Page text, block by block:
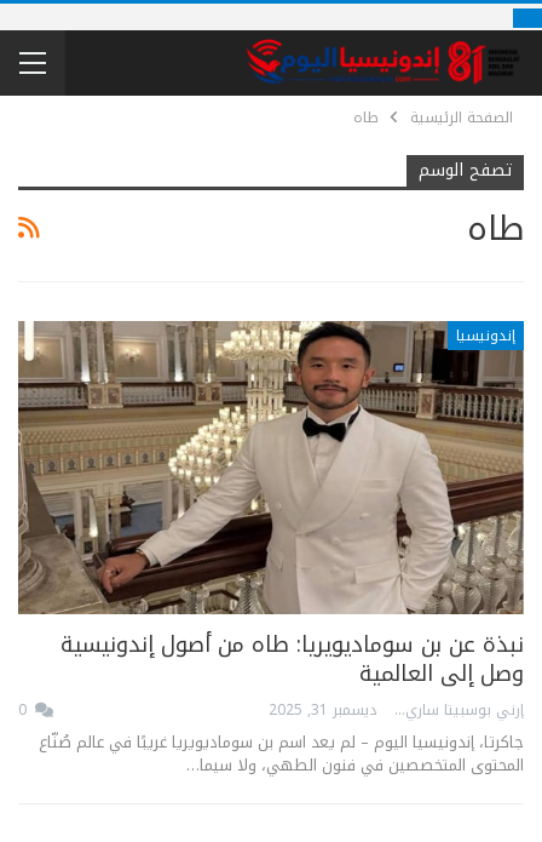
الصفحة الرئيسية طاه
تصفح الوسم
طاه
إندونيسيا
نبذة عن بن سوماديويريا: طاه من أصول إندونيسية
وصل إلى العالمية
إرني بوسبيتا ساري ديسمبر 31, 2025
جاكرتا، إندونيسيا اليوم – لم يعد اسم بن سوماديويريا غريبًا في عالم صُنّاع
المحتوى المتخصصين في فنون الطهي، ولا سيما…